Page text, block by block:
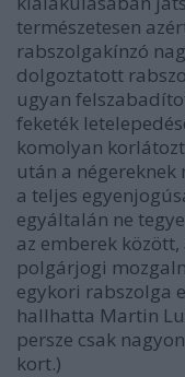
természetesen
rabszolgakínzó
dolgoztatott
ugyan
feketék
komolyan
után a négereknek
a teljes
egyáltalán ne
az emberek között,
polgárjogi
egykori rabszolga
hallhatta Martin
persze csak
kort.)